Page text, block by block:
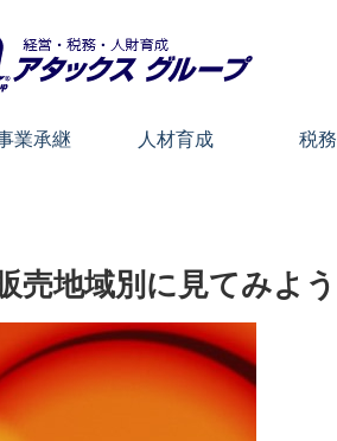
業承継 人材育成 税務
売地域別に見てみよう